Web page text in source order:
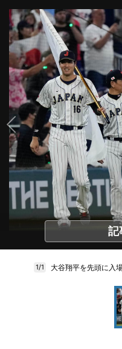
記
1/1 大谷翔平を先頭に入